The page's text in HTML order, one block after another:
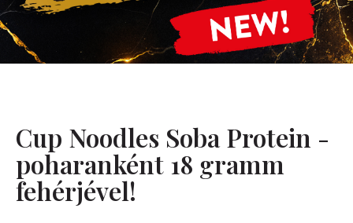
Rólunk
Karrier
GYIK
Cup Noodles Soba Protein -
poharanként 18 gramm
fehérjével!